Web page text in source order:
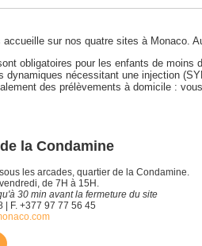
accueille sur nos quatre sites à Monaco.
obligatoires pour les enfants de
dynamiques nécessitant une injection
des prélèvements à domicile :
la Condamine
les arcades, quartier de la Condamine.
de 7H à 15H.
30 min avant la fermeture du site
| F. +377 97 77 56 45